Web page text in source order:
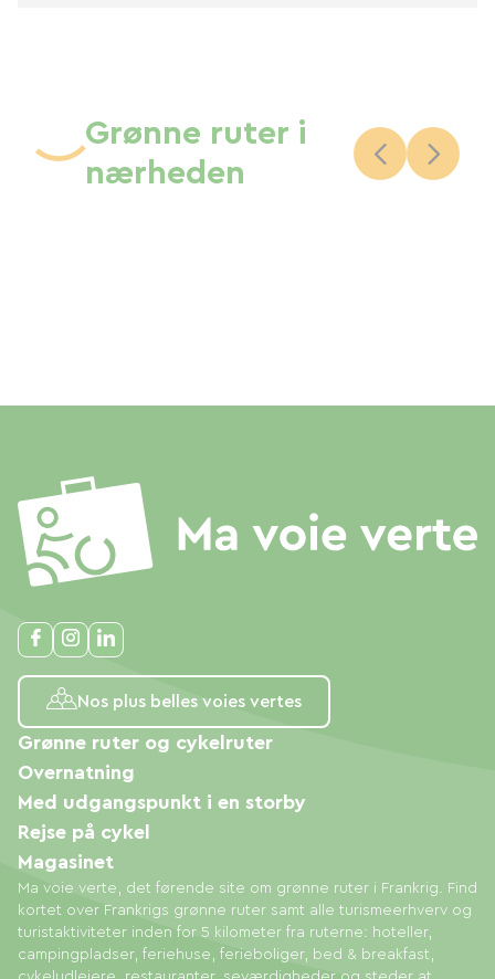
Grønne ruter i
nærheden
Nos plus belles voies vertes
Ma voie verte, det førende site om grønne ruter i Frankrig. Find
kortet over Frankrigs grønne ruter samt alle turismeerhverv og
turistaktiviteter inden for 5 kilometer fra ruterne: hoteller,
campingpladser, feriehuse, ferieboliger, bed & breakfast,
Grønne ruter og cykelruter
Overnatning
Med udgangspunkt i en storby
Rejse på cykel
Magasinet